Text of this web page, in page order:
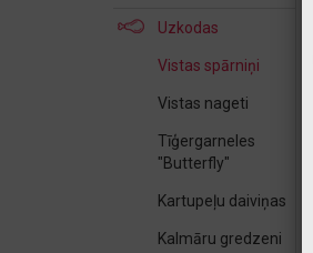
Uzkodas
Vistas spārniņi
Vistas nageti
Tīģergarneles
"Butterfly"
Kartupeļu daiviņas
Kalmāru gredzeni